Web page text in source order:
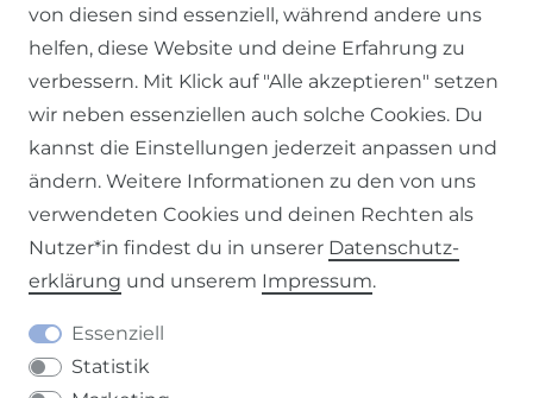
SICHERE ZAHLUNGSARTEN
ÖFFNUNGSZEITEN
Lieblingsladen Baunach
Do. & Fr. 14.00 bis 18.00 Uhr
von diesen sind essenziell, während andere uns
helfen, diese Website und deine Erfahrung zu
verbessern. Mit Klick auf "Alle akzeptieren" setzen
wir neben essenziellen auch solche Cookies. Du
kannst die Einstellungen jederzeit anpassen und
ändern. Weitere Informationen zu den von uns
verwendeten Cookies und deinen Rechten als
Nutzer*in findest du in unserer Daten­schutz­
erklärung und unserem Impressum.
Essenziell
Statistik